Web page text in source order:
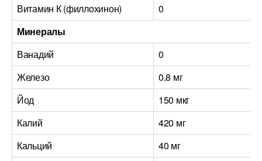
Витамин К (филлохинон)
0
Минералы
Ванадий
0
Железо
0.8 мг
Йод
150 мкг
Калий
420 мг
Кальций
40 мг